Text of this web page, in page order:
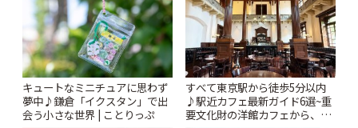
キュートなミニチュアに思わず
夢中♪鎌倉「イクスタン」で出
会う小さな世界 | ことりっぷ
すべて東京駅から徒歩5分以内
♪駅近カフェ最新ガイド6選~重
要文化財の洋館カフェから、改